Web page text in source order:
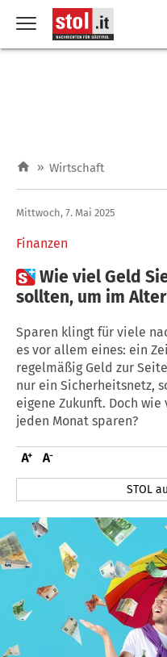
» Wirtschaft
Finanzen
Mittwoch, 7. Mai 2025
Wie viel Geld
sollten, um im
Sparen klingt für viele
es vor allem eines: ein
regelmäßig Geld zur
nur ein Sicherheitsnetz,
eigene Zukunft. Doch
jeden Monat sparen?
STOL